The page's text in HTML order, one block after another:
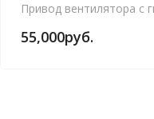
Привод вентилятора с
55,000руб.